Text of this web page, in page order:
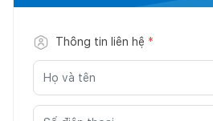
Thông tin liên hệ *